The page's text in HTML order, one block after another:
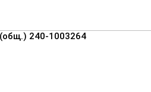
240-1003264